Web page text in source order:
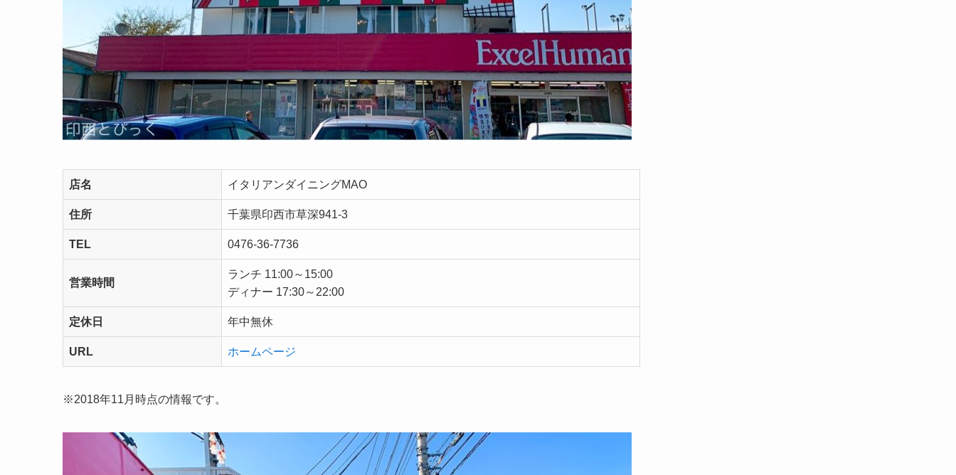
店名 イタリアンダイニングMAO
住所 千葉県印西市草深941-3
TEL 0476-36-7736
営業時間
ランチ 11:00～15:00
ディナー 17:30～22:00
定休日 年中無休
URL ホームページ
※2018年11月時点の情報です。